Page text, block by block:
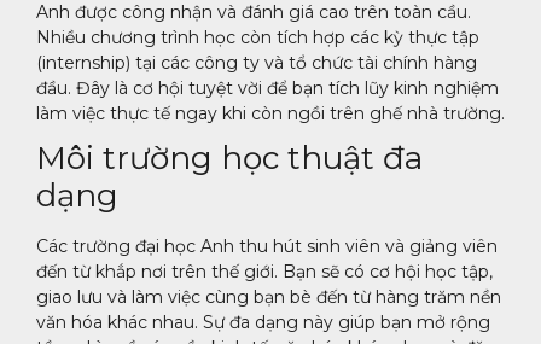
Anh được công nhận và đánh giá cao trên toàn cầu.
Nhiều chương trình học còn tích hợp các kỳ thực tập
(internship) tại các công ty và tổ chức tài chính hàng
đầu. Đây là cơ hội tuyệt vời để bạn tích lũy kinh nghiệm
làm việc thực tế ngay khi còn ngồi trên ghế nhà trường.
Môi trường học thuật đa
dạng
Các trường đại học Anh thu hút sinh viên và giảng viên
đến từ khắp nơi trên thế giới. Bạn sẽ có cơ hội học tập,
giao lưu và làm việc cùng bạn bè đến từ hàng trăm nền
văn hóa khác nhau. Sự đa dạng này giúp bạn mở rộng